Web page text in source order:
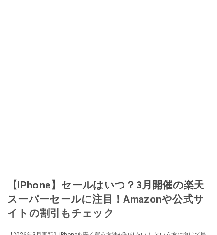
【iPhone】セールはいつ？3月開催の楽天
スーパーセールに注目！Amazonや公式サ
イトの割引もチェック